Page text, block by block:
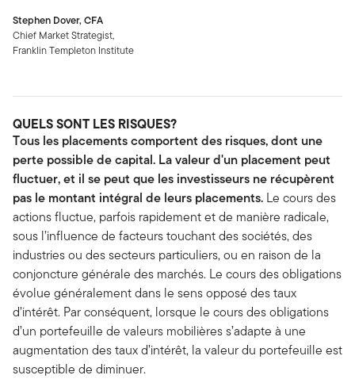
Stephen Dover, CFA
Chief Market Strategist,
Franklin Templeton Institute
QUELS SONT LES RISQUES?
Tous les placements comportent des risques, dont une
perte possible de capital. La valeur d'un placement peut
fluctuer, et il se peut que les investisseurs ne récupèrent
pas le montant intégral de leurs placements. Le cours des
actions fluctue, parfois rapidement et de manière radicale,
sous l’influence de facteurs touchant des sociétés, des
industries ou des secteurs particuliers, ou en raison de la
conjoncture générale des marchés. Le cours des obligations
évolue généralement dans le sens opposé des taux
d’intérêt. Par conséquent, lorsque le cours des obligations
d’un portefeuille de valeurs mobilières s’adapte à une
augmentation des taux d’intérêt, la valeur du portefeuille est
susceptible de diminuer.